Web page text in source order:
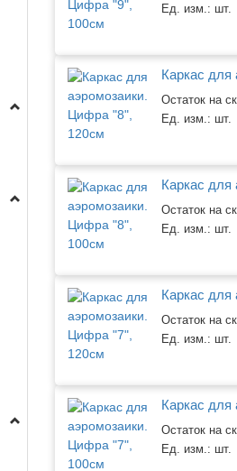
Ед. изм.: шт.
Каркас для
Остаток на
Ед. изм.: шт.
Каркас для
Остаток на
Ед. изм.: шт.
Каркас для
Остаток на
Ед. изм.: шт.
Каркас для
Остаток на
Ед. изм.: шт.